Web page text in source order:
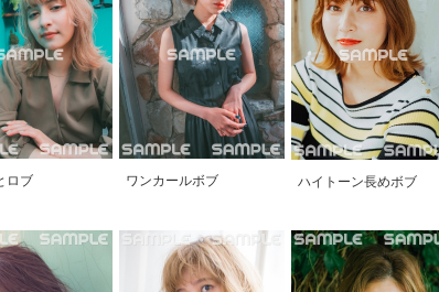
ロブ ワンカールボブ ハイトーン長めボブ